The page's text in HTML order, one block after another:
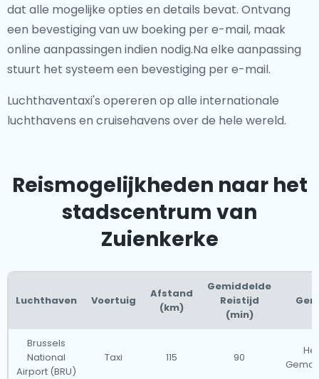
dat alle mogelijke opties en details bevat. Ontvang
een bevestiging van uw boeking per e-mail, maak
online aanpassingen indien nodig.Na elke aanpassing
stuurt het systeem een bevestiging per e-mail.
Luchthaventaxi's opereren op alle internationale
luchthavens en cruisehavens over de hele wereld.
Reismogelijkheden naar het
stadscentrum van
Zuienkerke
Luchthaven Voertuig
Afstand
(km)
Gemiddelde
Reistijd
(min)
Brussels
National
Airport (BRU)
Taxi 115 90